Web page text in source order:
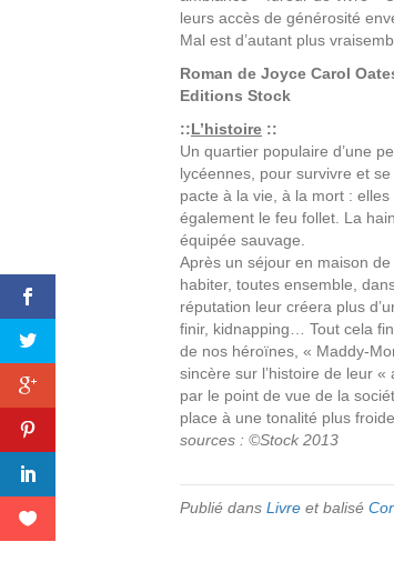
leurs accès de générosité
Mal est d’autant plus
Roman de Joyce Carol
Editions Stock
::L’histoire ::
Un quartier populaire d’une
lycéennes, pour survivre et
pacte à la vie, à la mort :
également le feu follet. La
équipée sauvage.
Après un séjour en maison
habiter, toutes ensemble,
réputation leur créera plus
finir, kidnapping… Tout cela
de nos héroïnes, « Maddy-
sincère sur l’histoire de leur
par le point de vue de la
place à une tonalité plus froide.
sources : ©Stock 2013
Publié dans Livre et balisé